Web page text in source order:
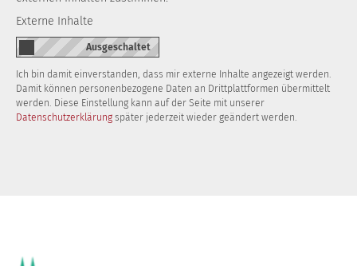
Externe Inhalte
Ich bin damit einverstanden, dass mir externe Inhalte angezeigt werden.
Damit können personenbezogene Daten an Drittplattformen übermittelt
werden. Diese Einstellung kann auf der Seite mit unserer
Datenschutzerklärung später jederzeit wieder geändert werden.